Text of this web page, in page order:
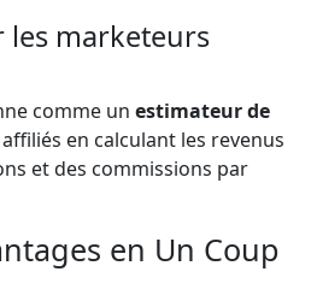
les marketeurs
comme un estimateur de
en calculant les revenus
et des commissions par
en Un Coup